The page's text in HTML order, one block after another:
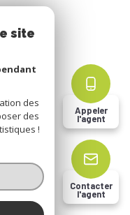
Appeler
l'agent
Contacter
l'agent
site
des
des
!